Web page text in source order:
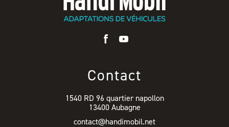
Contact
1540 RD 96 quartier napollon
13400 Aubagne
contact@handimobil.net